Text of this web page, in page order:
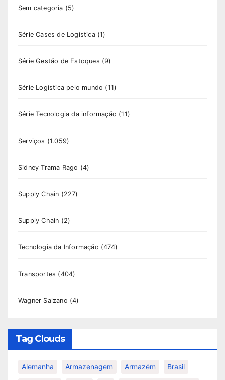
Sem categoria (5)
Série Cases de Logística(1)
Série Gestão de Estoques (9)
Série Logística pelo mundo (11)
Série Tecnologia da informação (11)
Serviços (1.059)
Sidney Trama Rago (4)
Supply Chain (227)
Supply Chain (2)
Tecnologia da Informação (474)
Transportes (404)
Wagner Salzano (4)
Tag Clouds
Alemanha Armazenagem Armazém Brasil